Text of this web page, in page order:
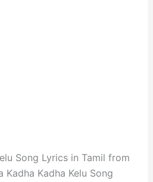
Song Lyrics in Tamil from
Kadha Kadha Kelu Song